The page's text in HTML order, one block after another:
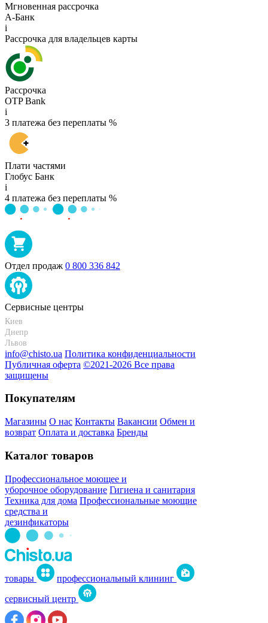
Мгновенная рассрочка
А-Банк
i
Рассрочка для владельцев карты
Рассрочка
OTP Bank
i
3 платежа без переплаты %
Плати частями
Глобус Банк
i
4 платежа без переплаты %
Отдел продаж 0 800 336 842
Сервисные центры
Киев
Днепр
Львов
info@chisto.ua Политика конфиденциальности
Публичная оферта ©2021-2026 Все права
защищены
Покупателям
Магазины О нас Контакты Вакансии Обмен и
возврат Оплата и доставка Бренды
Каталог товаров
Профессиональное моющее и
уборочное оборудование Гигиена и санитария
Техника для дома Профессиональные моющие
средства и
дезинфикаторы
товары
профессиональный клининг
сервисный центр